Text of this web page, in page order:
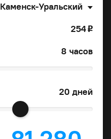
Каменск-Уральский
254 o
8 часов
20 дней